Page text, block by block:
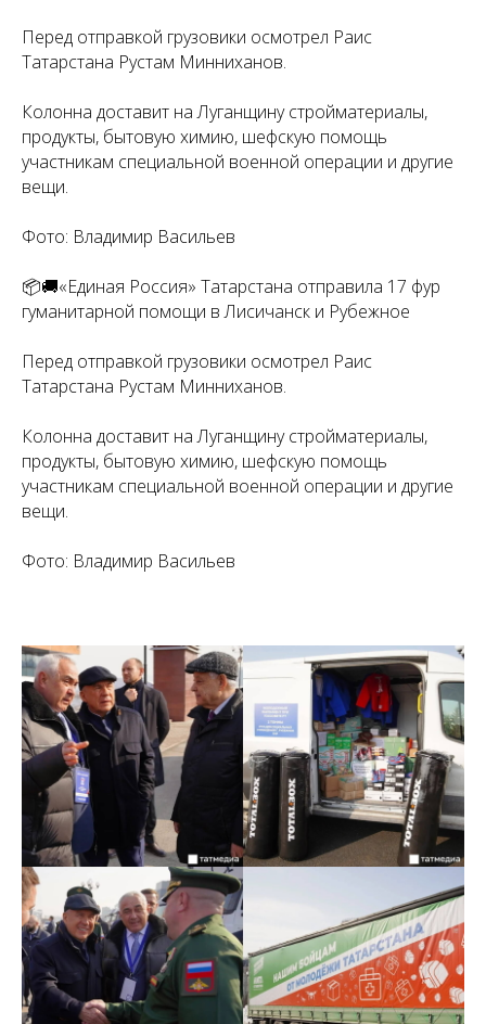
Перед отправкой грузовики осмотрел Раис
Татарстана Рустам Минниханов.
Колонна доставит на Луганщину стройматериалы,
продукты, бытовую химию, шефскую помощь
участникам специальной военной операции и другие
вещи.
Фото: Владимир Васильев
📦🚚«Единая Россия» Татарстана отправила 17 фур
гуманитарной помощи в Лисичанск и Рубежное
Перед отправкой грузовики осмотрел Раис
Татарстана Рустам Минниханов.
Колонна доставит на Луганщину стройматериалы,
продукты, бытовую химию, шефскую помощь
участникам специальной военной операции и другие
вещи.
Фото: Владимир Васильев